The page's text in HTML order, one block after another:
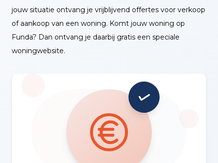
jouw situatie ontvang je vrijblijvend offertes voor verkoop
of aankoop van een woning. Komt jouw woning op
Funda? Dan ontvang je daarbij gratis een speciale
woningwebsite.